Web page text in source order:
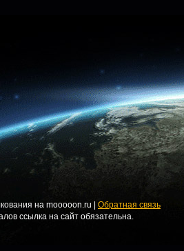
на mooooon.ru | Обратная связь
ссылка на сайт обязательна.